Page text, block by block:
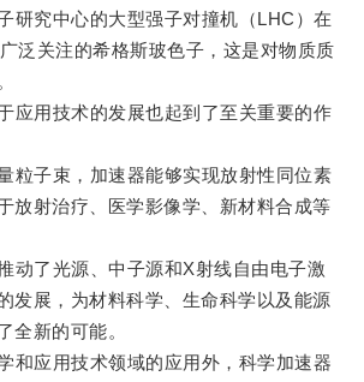
究中心的大型强子对撞机（LHC）在
泛关注的希格斯玻色子，这是对物质质
用技术的发展也起到了至关重要的作
子束，加速器能够实现放射性同位素
放射治疗、医学影像学、新材料合成等
了光源、中子源和X射线自由电子激
发展，为材料科学、生命科学以及能源
全新的可能。
应用技术领域的应用外，科学加速器